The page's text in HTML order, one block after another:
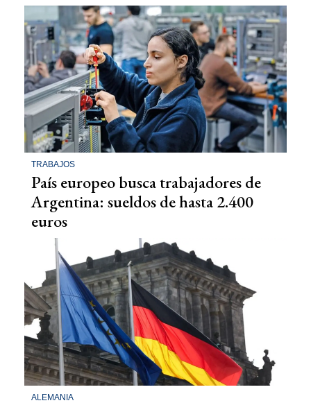
TRABAJOS
País europeo busca trabajadores de
Argentina: sueldos de hasta 2.400
euros
ALEMANIA